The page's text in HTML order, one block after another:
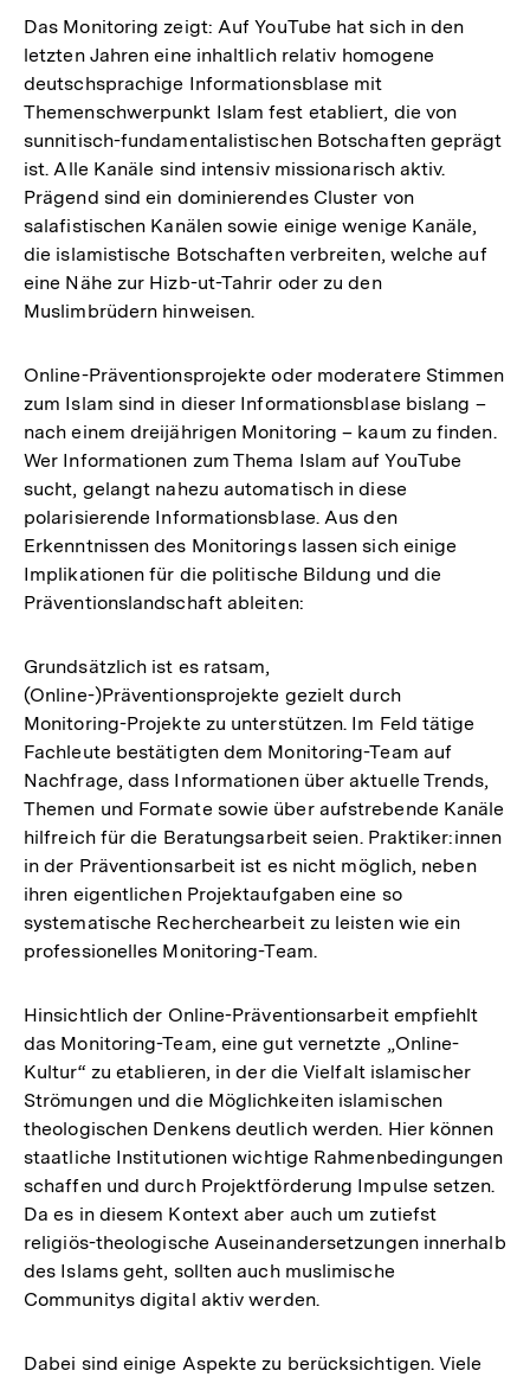
Das Monitoring zeigt: Auf YouTube hat sich in den
letzten Jahren eine inhaltlich relativ homogene
deutschsprachige Informationsblase mit
Themenschwerpunkt Islam fest etabliert, die von
sunnitisch-fundamentalistischen Botschaften geprägt
ist. Alle Kanäle sind intensiv missionarisch aktiv.
Prägend sind ein dominierendes Cluster von
salafistischen Kanälen sowie einige wenige Kanäle,
die islamistische Botschaften verbreiten, welche auf
eine Nähe zur Hizb-ut-Tahrir oder zu den
Muslimbrüdern hinweisen.
Online-Präventionsprojekte oder moderatere Stimmen
zum Islam sind in dieser Informationsblase bislang –
nach einem dreijährigen Monitoring – kaum zu finden.
Wer Informationen zum Thema Islam auf YouTube
sucht, gelangt nahezu automatisch in diese
polarisierende Informationsblase. Aus den
Erkenntnissen des Monitorings lassen sich einige
Implikationen für die politische Bildung und die
Präventionslandschaft ableiten:
Grundsätzlich ist es ratsam,
(Online-)Präventionsprojekte gezielt durch
Monitoring-Projekte zu unterstützen. Im Feld tätige
Fachleute bestätigten dem Monitoring-Team auf
Nachfrage, dass Informationen über aktuelle Trends,
Themen und Formate sowie über aufstrebende Kanäle
hilfreich für die Beratungsarbeit seien. Praktiker:innen
in der Präventionsarbeit ist es nicht möglich, neben
ihren eigentlichen Projektaufgaben eine so
systematische Recherchearbeit zu leisten wie ein
professionelles Monitoring-Team.
Hinsichtlich der Online-Präventionsarbeit empfiehlt
das Monitoring-Team, eine gut vernetzte „Online-
Kultur“ zu etablieren, in der die Vielfalt islamischer
Strömungen und die Möglichkeiten islamischen
theologischen Denkens deutlich werden. Hier können
staatliche Institutionen wichtige Rahmenbedingungen
schaffen und durch Projektförderung Impulse setzen.
Da es in diesem Kontext aber auch um zutiefst
religiös-theologische Auseinandersetzungen innerhalb
des Islams geht, sollten auch muslimische
Communitys digital aktiv werden.
Dabei sind einige Aspekte zu berücksichtigen. Viele